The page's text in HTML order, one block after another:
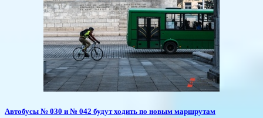
Автобусы № 030 и № 042 будут ходить по новым маршрутам